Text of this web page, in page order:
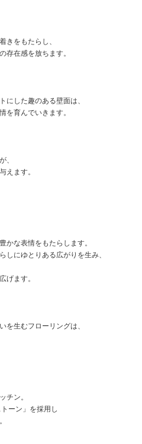
きをもたらし、
存在感を放ちます。
にした趣のある壁面は、
を育んでいきます。
、
えます。
かな表情をもたらします。
しにゆとりある広がりを生み、
げます。
を生むフローリングは、
チン。
ーン」を採用し